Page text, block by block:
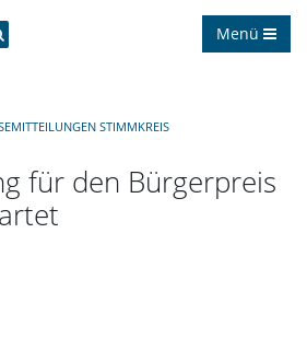
Menü
STIMMKREIS
für den Bürgerpreis